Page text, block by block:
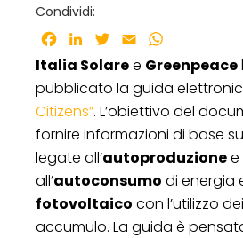
Condividi:
Facebook
LinkedInTwitter
Email
Italia Solaree Greenpeace
pubblicato la guida
Citizens”. L’obiettivo del
fornire informazioni di base
legate all’autoproduzionee
all’autoconsumo di energia
fotovoltaico con l’utilizzo
accumulo. La guida è